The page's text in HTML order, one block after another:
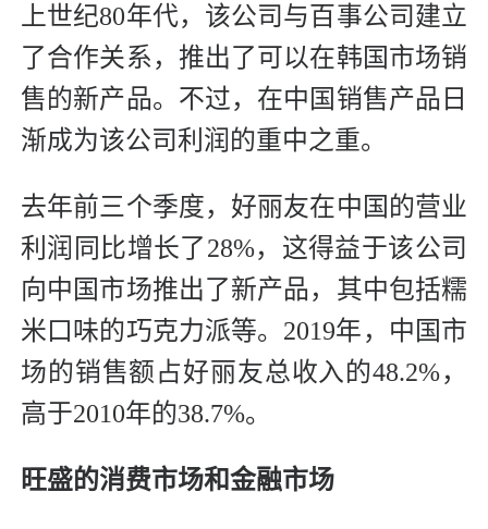
上世纪80年代，该公司与百事公司建立
了合作关系，推出了可以在韩国市场销
售的新产品。不过，在中国销售产品日
渐成为该公司利润的重中之重。
去年前三个季度，好丽友在中国的营业
利润同比增长了28%，这得益于该公司
向中国市场推出了新产品，其中包括糯
米口味的巧克力派等。2019年，中国市
场的销售额占好丽友总收入的48.2%，
高于2010年的38.7%。
旺盛的消费市场和金融市场